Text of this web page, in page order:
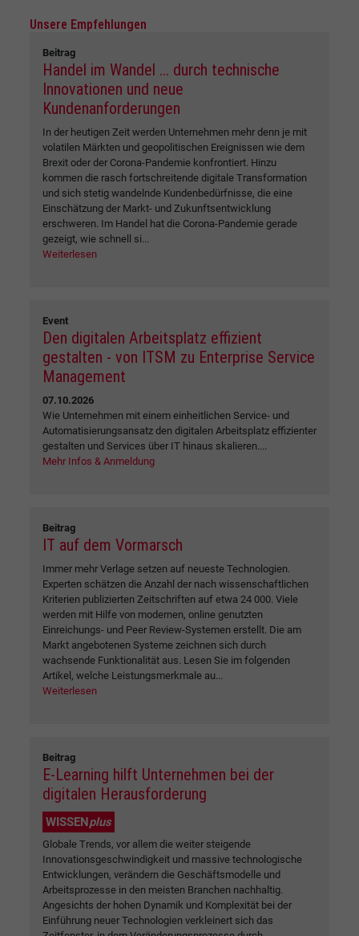
Unsere Empfehlungen
Beitrag
Handel im Wandel ... durch technische
Innovationen und neue
Kundenanforderungen
In der heutigen Zeit werden Unternehmen mehr denn je mit
volatilen Märkten und geopolitischen Ereignissen wie dem
Brexit oder der Corona-Pandemie konfrontiert. Hinzu
kommen die rasch fortschreitende digitale Transformation
und sich stetig wandelnde Kundenbedürfnisse, die eine
Einschätzung der Markt- und Zukunftsentwicklung
erschweren. Im Handel hat die Corona-Pandemie gerade
gezeigt, wie schnell si...
Weiterlesen
Event
Den digitalen Arbeitsplatz effizient
gestalten - von ITSM zu Enterprise Service
Management
07.10.2026
Wie Unternehmen mit einem einheitlichen Service- und
Automatisierungsansatz den digitalen Arbeitsplatz effizienter
gestalten und Services über IT hinaus skalieren....
Mehr Infos & Anmeldung
Beitrag
IT auf dem Vormarsch
Immer mehr Verlage setzen auf neueste Technologien.
Experten schätzen die Anzahl der nach wissenschaftlichen
Kriterien publizierten Zeitschriften auf etwa 24 000. Viele
werden mit Hilfe von modernen, online genutzten
Einreichungs- und Peer Review-Systemen erstellt. Die am
Markt angebotenen Systeme zeichnen sich durch
wachsende Funktionalität aus. Lesen Sie im folgenden
Artikel, welche Leistungsmerkmale au...
Weiterlesen
Beitrag
E-Learning hilft Unternehmen bei der
digitalen Herausforderung
WISSENplus
Globale Trends, vor allem die weiter steigende
Innovationsgeschwindigkeit und massive technologische
Entwicklungen, verändern die Geschäftsmodelle und
Arbeitsprozesse in den meisten Branchen nachhaltig.
Angesichts der hohen Dynamik und Komplexität bei der
Einführung neuer Technologien verkleinert sich das